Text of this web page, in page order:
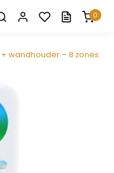
0
+ wandhouder – 8 zones